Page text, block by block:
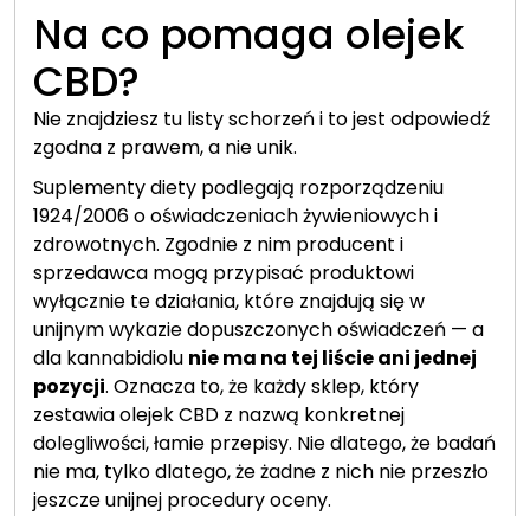
Na co pomaga olejek
CBD?
Nie znajdziesz tu listy schorzeń i to jest odpowiedź
zgodna z prawem, a nie unik.
Suplementy diety podlegają rozporządzeniu
1924/2006 o oświadczeniach żywieniowych i
zdrowotnych. Zgodnie z nim producent i
sprzedawca mogą przypisać produktowi
wyłącznie te działania, które znajdują się w
unijnym wykazie dopuszczonych oświadczeń — a
dla kannabidiolu nie ma na tej liście ani jednej
pozycji. Oznacza to, że każdy sklep, który
zestawia olejek CBD z nazwą konkretnej
dolegliwości, łamie przepisy. Nie dlatego, że badań
nie ma, tylko dlatego, że żadne z nich nie przeszło
jeszcze unijnej procedury oceny.